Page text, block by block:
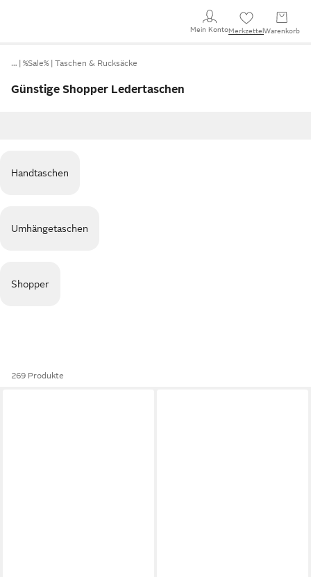
Mein KontoMerkzettel Warenkorb
… %Sale% Taschen & Rucksäcke
Günstige Shopper Ledertaschen
Handtaschen
Umhängetaschen
Shopper
269 Produkte